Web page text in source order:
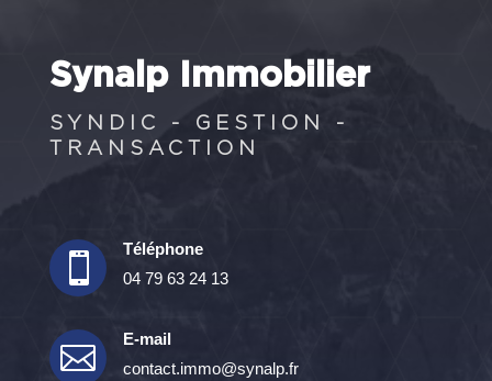
Synalp Immobilier
SYNDIC - GESTION -
TRANSACTION

Téléphone
04 79 63 24 13

E-mail
contact.immo@synalp.fr